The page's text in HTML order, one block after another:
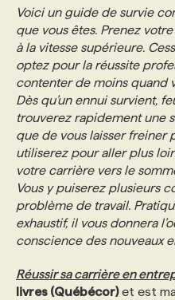
TENDANCES
ÉVÉNEMENTIEL
NOS AUTEUR‧RICES
ANNONCEZ AVEC
NOS
POURQUOI
NOS TARIFS
PROGRAMMES DE
FAQ
NOS EXPERTISES
FAQ
ANNONCEZ AVEC
Voici un guide de survie
que vous êtes. Prenez
à la vitesse supérieure.
optez pour la réussite
contenter de moins quand
Dès qu’un ennui survient,
trouverez rapidement une
que de vous laisser freiner
utiliserez pour aller plus
votre carrière vers le
Vous y puiserez plusieurs
problème de travail.
exhaustif, il vous donnera
conscience des nouveaux
Réussir sa carrière en
livres (Québécor)et est